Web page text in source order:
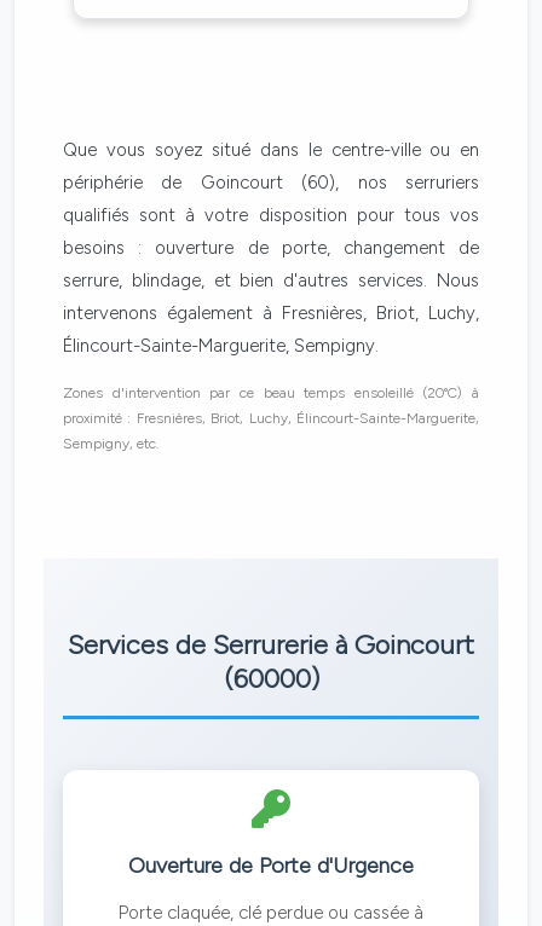
Que vous soyez situé dans le centre-ville ou en
périphérie de Goincourt (60), nos serruriers
qualifiés sont à votre disposition pour tous vos
besoins : ouverture de porte, changement de
serrure, blindage, et bien d'autres services. Nous
intervenons également à Fresnières, Briot, Luchy,
Élincourt-Sainte-Marguerite, Sempigny.
Zones d'intervention par ce beau temps ensoleillé (20°C) à
proximité : Fresnières, Briot, Luchy, Élincourt-Sainte-Marguerite,
Sempigny, etc.
Services de Serrurerie à Goincourt
(60000)
Ouverture de Porte d'Urgence
Porte claquée, clé perdue ou cassée à